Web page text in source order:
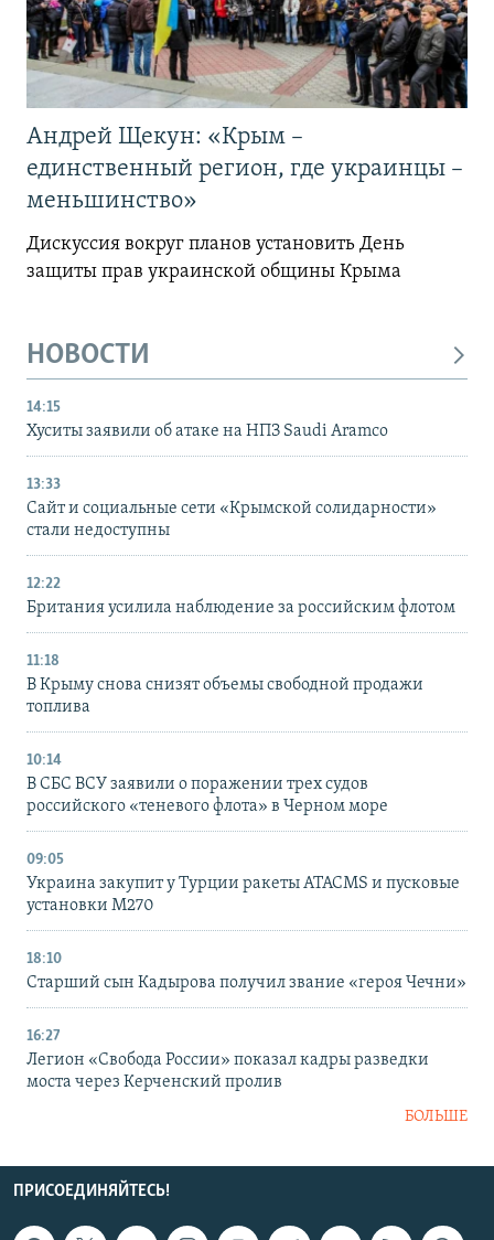
Андрей Щекун: «Крым –
единственный регион, где украинцы –
меньшинство»
Дискуссия вокруг планов установить День
защиты прав украинской общины Крыма
НОВОСТИ
14:15
Хуситы заявили об атаке на НПЗ Saudi Aramco
13:33
Сайт и социальные сети «Крымской солидарности»
стали недоступны
12:22
Британия усилила наблюдение за российским флотом
11:18
В Крыму снова снизят объемы свободной продажи
топлива
10:14
В СБС ВСУ заявили о поражении трех судов
российского «теневого флота» в Черном море
09:05
Украина закупит у Турции ракеты ATACMS и пусковые
установки M270
18:10
Старший сын Кадырова получил звание «героя Чечни»
16:27
Легион «Свобода России» показал кадры разведки
моста через Керченский пролив
БОЛЬШЕ
ПРИСОЕДИНЯЙТЕСЬ!